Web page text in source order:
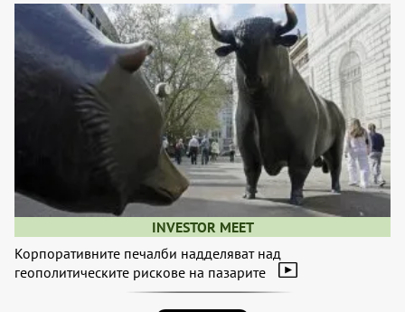
INVESTOR MEET
Корпоративните печалби надделяват над
геополитическите рискове на пазарите